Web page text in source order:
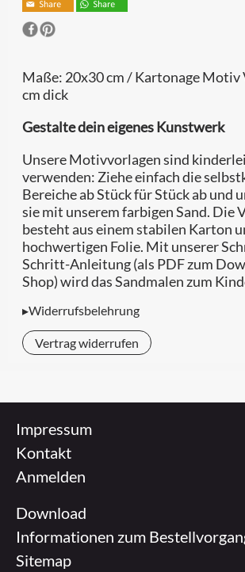
Maße: 20x30 cm / Kartonage Motiv
cm dick
Gestalte dein eigenes Kunstwerk
Unsere Motivvorlagen sind
verwenden: Ziehe einfach die
Bereiche ab Stück für Stück ab und
sie mit unserem farbigen Sand. Die
besteht aus einem stabilen Karton
hochwertigen Folie. Mit unserer
Schritt-Anleitung (als PDF zum
Shop) wird das Sandmalen zum
▸Widerrufsbelehrung
Vertrag widerrufen
Impressum
Kontakt
Anmelden
Download
Informationen zum
Sitemap